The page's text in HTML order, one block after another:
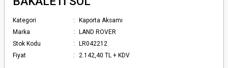
Kategori
Kaporta Aksamı
Marka
LAND ROVER
Stok Kodu
LR042212
Fiyat
2.142,40 TL + KDV